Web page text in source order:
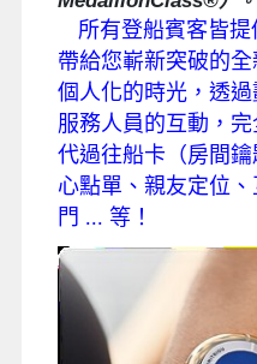
所有登船賓客皆提
帶給您嶄新突破的
個人化的時光，透
服務人員的互動，
代過往船卡 （房間
心點單、親友定位
門 ... 等！